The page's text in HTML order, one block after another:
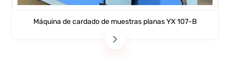
Máquina de cardado de muestras planas YX 107-B